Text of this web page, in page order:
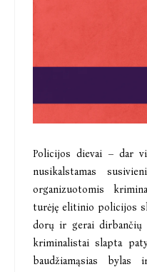
Policijos dievai – dar
nusikalstamas
organizuotomis
turėję elitinio policijos
dorų ir gerai dirbančių
kriminalistai slapta
baudžiamąsias